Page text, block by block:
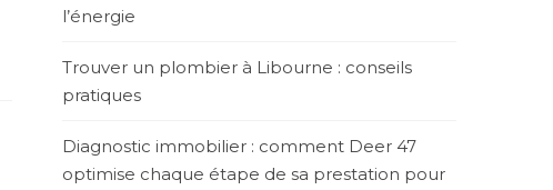
l’énergie
Trouver un plombier à Libourne : conseils
pratiques
Diagnostic immobilier : comment Deer 47
optimise chaque étape de sa prestation pour